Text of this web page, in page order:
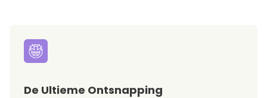
De Ultieme Ontsnapping